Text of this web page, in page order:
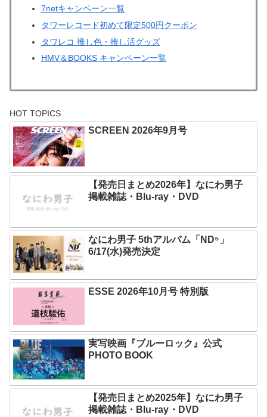
7netキャンペーン一覧
タワーレコード初めて限定500円クーポン
タワレコ 推し色・推し活グッズ
HMV＆BOOKS キャンペーン一覧
HOT TOPICS
SCREEN 2026年9月号
【発売日まとめ2026年】なにわ男子
掲載雑誌・Blu-ray・DVD
なにわ男子 5thアルバム「ND⁵」
6/17(水)発売決定
ESSE 2026年10月号 特別版
実写映画『ブルーロック』公式
PHOTO BOOK
【発売日まとめ2025年】なにわ男子
掲載雑誌・Blu-ray・DVD